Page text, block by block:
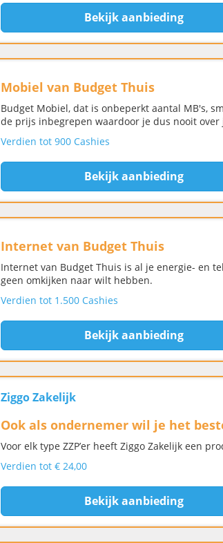
Bekijk aanbieding
Mobiel van Budget Thuis
Budget Mobiel, dat is onbeperkt aantal MB's,
de prijs inbegrepen waardoor je dus nooit
Verdien tot 900 Cashies
Bekijk aanbieding
Internet van Budget Thuis
Internet van Budget Thuis is al je energie- en
geen omkijken naar wilt hebben.
Verdien tot 1.500 Cashies
Bekijk aanbieding
Ziggo Zakelijk
Ook als ondernemer wil je het
Voor elk type ZZP’er heeft Ziggo Zakelijk een
Verdien tot € 24,00
Bekijk aanbieding